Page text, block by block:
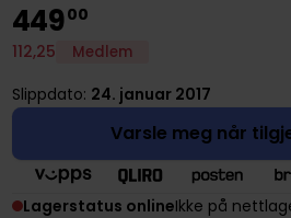
44900
112,25 Medlem
Slippdato: 24. januar 2017
Varsle meg når
Lagerstatus onlineIkke på